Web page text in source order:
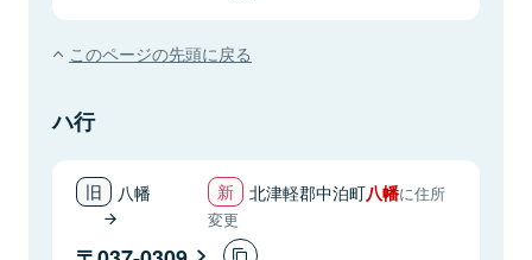
このページの先頭に戻る
ハ行
八幡 北津軽郡中泊町八幡に住所
変更